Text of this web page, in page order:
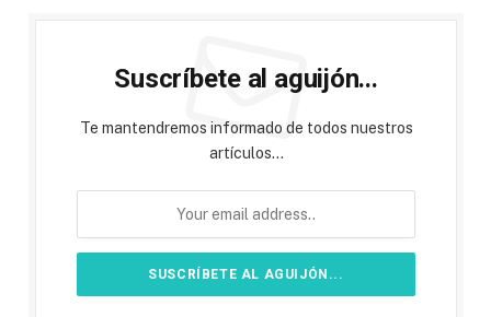
Suscríbete al aguijón...
Te mantendremos informado de todos nuestros
artículos...